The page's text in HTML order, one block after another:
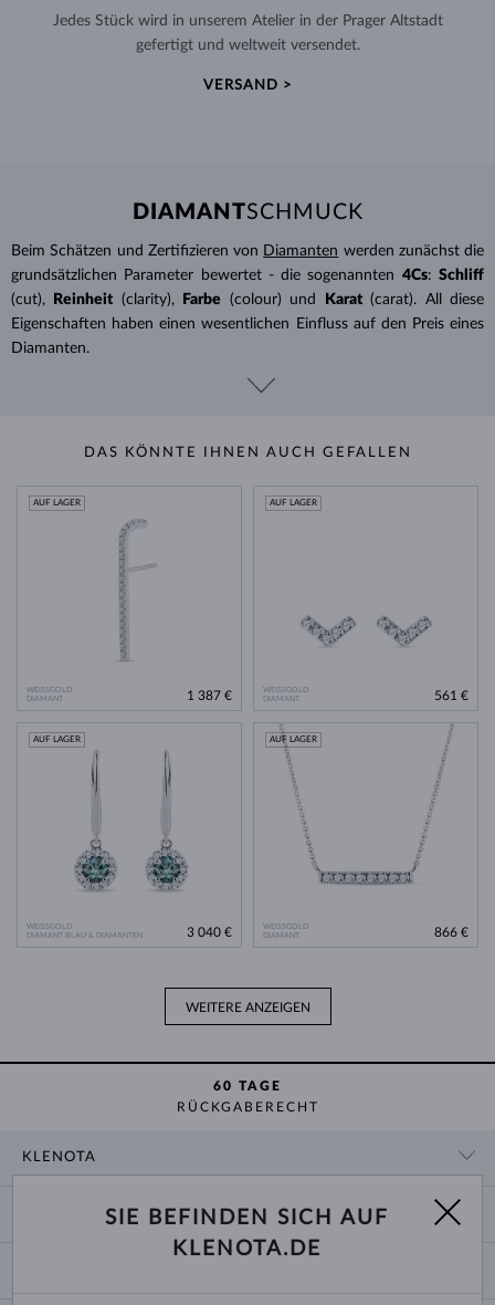
Jedes Stück wird in unserem Atelier in der Prager Altstadt
gefertigt und weltweit versendet.
VERSAND >
DIAMANTSCHMUCK
Beim Schätzen und Zertifizieren von Diamanten werden zunächst die
grundsätzlichen Parameter bewertet - die sogenannten 4Cs: Schliff
(cut),
Reinheit (clarity), Farbe (colour) und Karat (carat). All diese
Eigenschaften haben einen wesentlichen Einfluss auf den Preis eines
Diamanten.
DAS KÖNNTE IHNEN AUCH GEFALLEN
WEISSGOLD
DIAMANT
AUF LAGER
1 387 €
WEISSGOLD
DIAMANT
AUF LAGER
561 €
WEISSGOLD
DIAMANT BLAU & DIAMANTEN
AUF LAGER
3 040 €
WEISSGOLD
DIAMANT
AUF LAGER
866 €
WEITERE ANZEIGEN
60 TAGE
RÜCKGABERECHT
KLENOTA
ZAHLUNG UND VERSAND
SIE BEFINDEN SICH AUF
KLENOTA.DE